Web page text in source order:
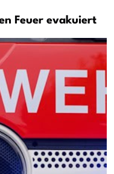
Feuer evakuiert